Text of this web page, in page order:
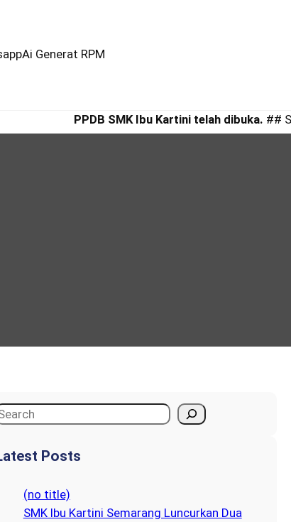
Ai Generat RPM
PPDB SMK Ibu Kartini telah dibuka.##
Posts
(no title)
SMK Ibu Kartini Semarang Luncurkan Dua